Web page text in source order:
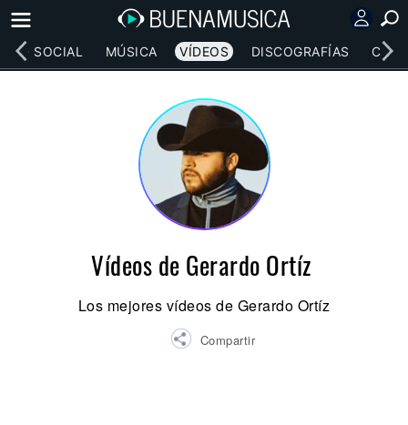
RED SOCIAL MÚSICA VÍDEOS DISCOGRAFÍAS
Vídeos de Gerardo Ortíz
Los mejores vídeos de Gerardo Ortíz
Compartir